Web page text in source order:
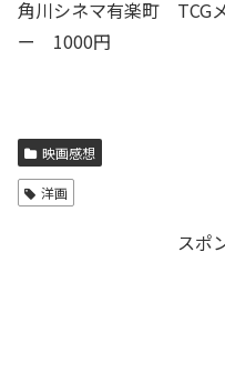
角川シネマ有楽町 TCG
ー 1000円
映画感想
洋画
スポ